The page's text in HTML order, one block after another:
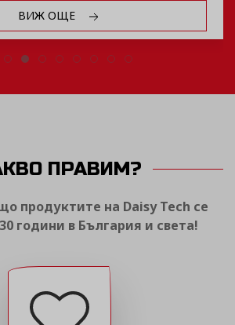
ВИЖ ОЩЕ
ПРАВИМ?
продуктите на Daisy Tech се
години в България и света!